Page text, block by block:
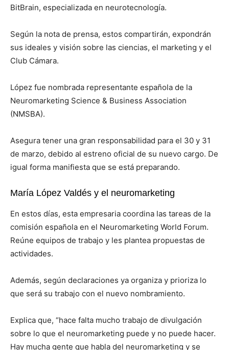
BitBrain, especializada en neurotecnología.
Según la nota de prensa, estos compartirán, expondrán
sus ideales y visión sobre las ciencias, el marketing y el
Club Cámara.
López fue nombrada representante española de la
Neuromarketing Science & Business Association
(NMSBA).
Asegura tener una gran responsabilidad para el 30 y 31
de marzo, debido al estreno oficial de su nuevo cargo. De
igual forma manifiesta que se está preparando.
María López Valdés y el neuromarketing
En estos días, esta empresaria coordina las tareas de la
comisión española en el Neuromarketing World Forum.
Reúne equipos de trabajo y les plantea propuestas de
actividades.
Además, según declaraciones ya organiza y prioriza lo
que será su trabajo con el nuevo nombramiento.
Explica que, “hace falta mucho trabajo de divulgación
sobre lo que el neuromarketing puede y no puede hacer.
Hay mucha gente que habla del neuromarketing y se